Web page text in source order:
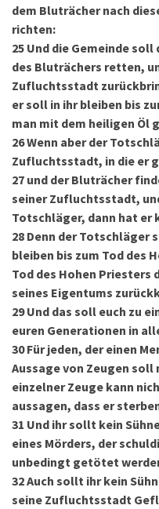
dem Bluträcher nach
richten:
25 Und die Gemeinde
des Bluträchers retten,
Zufluchtsstadt
er soll in ihr bleiben bis
man mit dem heiligen Öl
26Wenn aber der
Zufluchtsstadt, in die er
27 und der Bluträcher
seiner Zufluchtsstadt,
Totschläger, dann hat er
28 Denn der Totschläger
bleiben bis zum Tod des
Tod des Hohen Priesters
seines Eigentums
29 Und das soll euch zu
euren Generationen in
30 Für jeden, der einen
Aussage von Zeugen
einzelner Zeuge kann
aussagen, dass er
31 Und ihr sollt kein
eines Mörders, der
unbedingt getötet
32Auch sollt ihr kein
seine Zufluchtsstadt